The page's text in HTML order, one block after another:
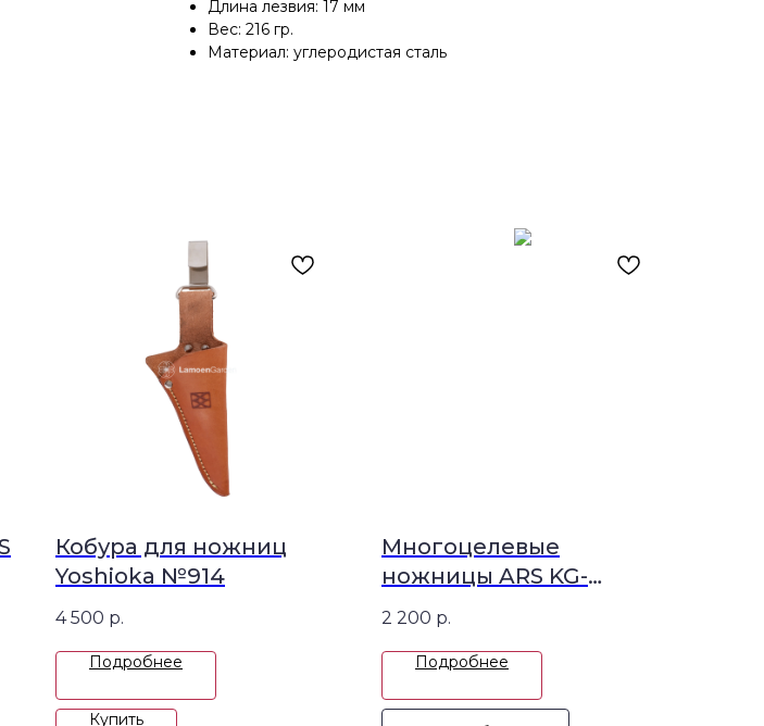
Длина лезвия: 17 мм
Вес: 216 гр.
Материал: углеродистая сталь
Кобура для ножниц
Yoshioka №914
4 500 р.
Подробнее
Купить
Многоцелевые
ножницы ARS KG-
300LW-BP
2 200 р.
Подробнее